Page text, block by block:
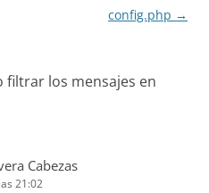
config.php →
filtrar los mensajes en
Cabezas
21:02